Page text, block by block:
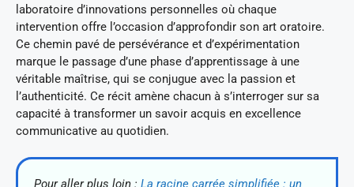
laboratoire d’innovations personnelles où chaque
intervention offre l’occasion d’approfondir son art oratoire.
Ce chemin pavé de persévérance et d’expérimentation
marque le passage d’une phase d’apprentissage à une
véritable maîtrise, qui se conjugue avec la passion et
l’authenticité. Ce récit amène chacun à s’interroger sur sa
capacité à transformer un savoir acquis en excellence
communicative au quotidien.
Pour aller plus loin : La racine carrée simplifiée : un